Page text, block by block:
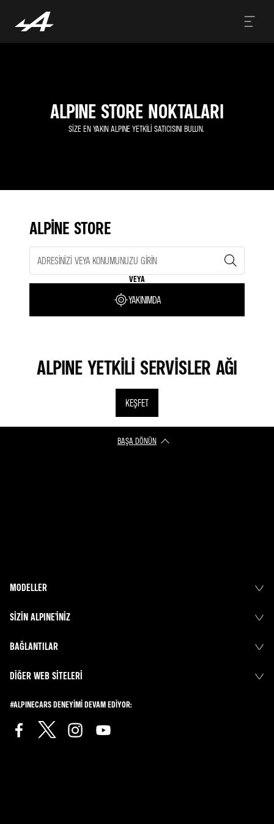
ALPINE STORE NOKTALARI
SIZE EN YAKIN ALPINE YETKILI SATICISINI BULUN.
ALPINE STORE
VEYA
YAKINIMDA
ALPINE YETKİLİ SERVİSLER AĞI
KEŞFET
BAŞA DÖNÜN
MODELLER
SIZIN ALPINE’INIZ
BAĞLANTILAR
DIĞER WEB SITELERI
#ALPINECARS DENEYIMI DEVAM EDIYOR: